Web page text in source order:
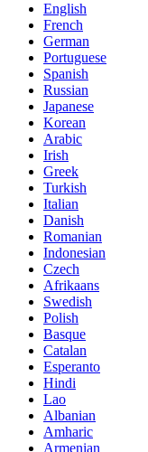
English
French
German
Portuguese
Spanish
Russian
Japanese
Korean
Arabic
Irish
Greek
Turkish
Italian
Danish
Romanian
Indonesian
Czech
Afrikaans
Swedish
Polish
Basque
Catalan
Esperanto
Hindi
Lao
Albanian
Amharic
Armenian